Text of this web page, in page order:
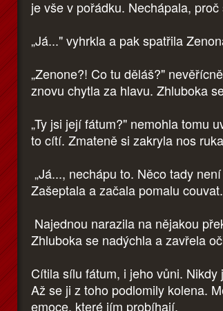
je vše v pořádku. Nechápala,
„Já..." vyhrkla a pak spatřila
„Zenone?! Co tu děláš?"
znovu chytla za hlavu. Zhluboka
„Ty jsi její fátum?" nemohla tomu
to cítí. Zmateně si zakryla nos
„Já..., nechápu to. Něco tady
Zašeptala a začala pomalu couvat.
Najednou narazila na nějakou
Zhluboka se nadýchla a zavřela
Cítila sílu fátum, i jeho vůni.
Až se ji z toho podlomily kolena.
emoce, které jím probíhají.